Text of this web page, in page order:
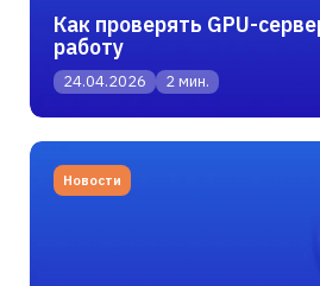
24.04.2026 2 мин.
Как проверять GPU-
работу
Новости